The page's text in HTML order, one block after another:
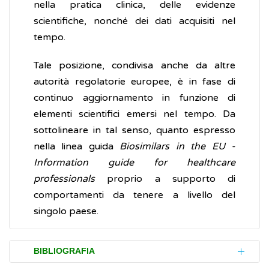
nella pratica clinica, delle evidenze
scientifiche, nonché dei dati acquisiti nel
tempo.
Tale posizione, condivisa anche da altre
autorità regolatorie europee, è in fase di
continuo aggiornamento in funzione di
elementi scientifici emersi nel tempo. Da
sottolineare in tal senso, quanto espresso
nella linea guida Biosimilars in the EU -
Information guide for healthcare
professionalsproprio a supporto di
comportamenti da tenere a livello del
singolo paese.
BIBLIOGRAFIA